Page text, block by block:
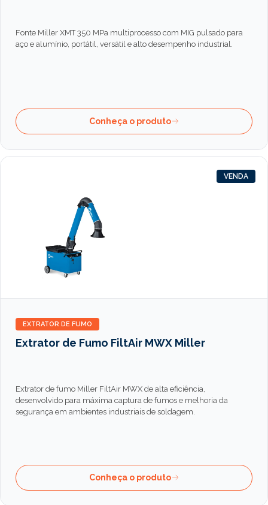
Fonte Miller XMT 350 MPa multiprocesso com MIG pulsado para
aço e alumínio, portátil, versátil e alto desempenho industrial.
Conheça o produto
VENDA
EXTRATOR DE FUMO
Extrator de Fumo FiltAir MWX Miller
Extrator de fumo Miller FiltAir MWX de alta eficiência,
desenvolvido para máxima captura de fumos e melhoria da
segurança em ambientes industriais de soldagem.
Conheça o produto